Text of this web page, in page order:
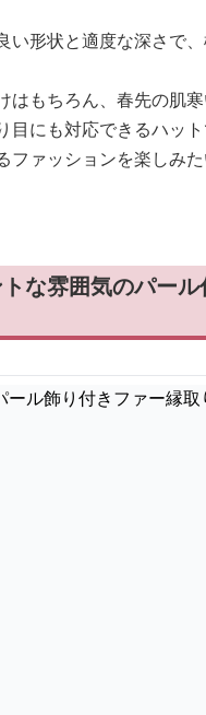
い形状と適度な深さで
はもちろん、春先の肌寒
目にも対応できるハット
ファッションを楽しみ
な雰囲気のパー